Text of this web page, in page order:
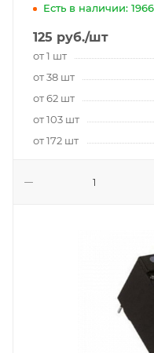
Есть в наличии: 1966
125 руб./шт
от 1 шт
от 38 шт
от 62 шт
от 103 шт
от 172 шт